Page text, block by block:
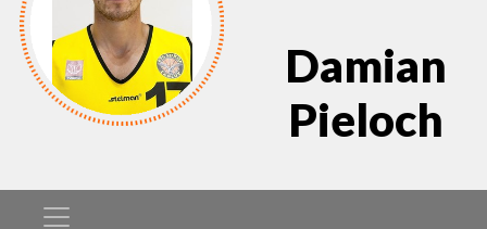
Damian
Pieloch